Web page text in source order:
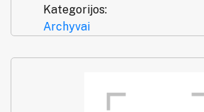
Kategorijos:
Archyvai